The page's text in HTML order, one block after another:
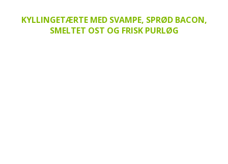
KYLLINGETÆRTE MED SVAMPE, SPRØD BACON,
SMELTET OST OG FRISK PURLØG